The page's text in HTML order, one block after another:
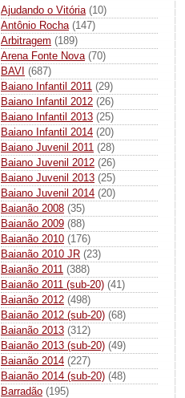
Ajudando o Vitória (10)
Antônio Rocha (147)
Arbitragem (189)
Arena Fonte Nova (70)
BAVI (687)
Baiano Infantil 2011 (29)
Baiano Infantil 2012 (26)
Baiano Infantil 2013 (25)
Baiano Infantil 2014 (20)
Baiano Juvenil 2011 (28)
Baiano Juvenil 2012 (26)
Baiano Juvenil 2013 (25)
Baiano Juvenil 2014 (20)
Baianão 2008 (35)
Baianão 2009 (88)
Baianão 2010 (176)
Baianão 2010 JR (23)
Baianão 2011 (388)
Baianão 2011 (sub-20) (41)
Baianão 2012 (498)
Baianão 2012 (sub-20) (68)
Baianão 2013 (312)
Baianão 2013 (sub-20) (49)
Baianão 2014 (227)
Baianão 2014 (sub-20) (48)
Barradão (195)